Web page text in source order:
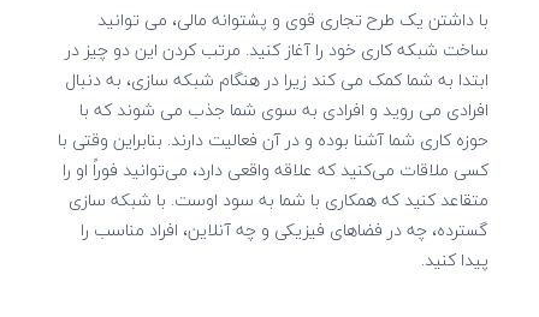
با داشتن یک طرح تجاری قوی و پشتوانه مالی، می توانید
ساخت شبکه کاری خود را آغاز کنید. مرتب کردن این دو چیز در
ابتدا به شما کمک می کند زیرا در هنگام شبکه سازی، به دنبال
افرادی می روید و افرادی به سوی شما جذب می شوند که با
حوزه کاری شما آشنا بوده و در آن فعالیت دارند. بنابراین وقتی با
کسی ملاقات می‌کنید که علاقه واقعی دارد، می‌توانید فوراً او را
متقاعد کنید که همکاری با شما به سود اوست. با شبکه سازی
گسترده، چه در فضاهای فیزیکی و چه آنلاین، افراد مناسب را
پیدا کنید.